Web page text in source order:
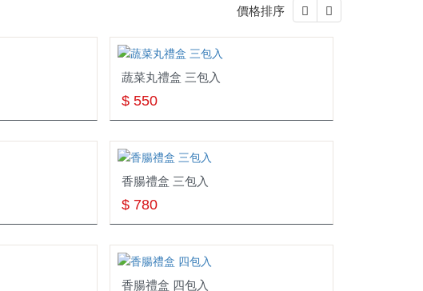
價格排序
蔬菜丸禮盒 三包入
$ 550
香腸禮盒 三包入
$ 780
香腸禮盒 四包入